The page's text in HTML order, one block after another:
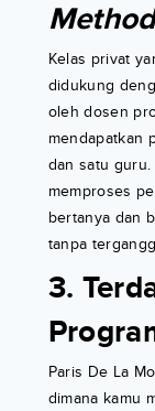
Method
Kelas privat
didukung
oleh dosen
mendapatkan
dan satu
memproses
bertanya dan
tanpa
3.
Paris De La
dimana kamu